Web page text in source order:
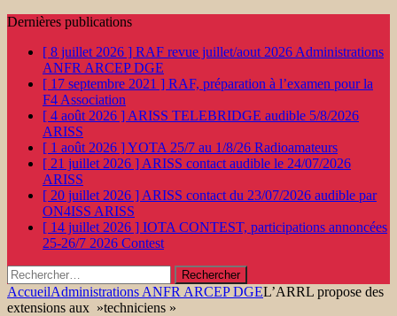
Dernières publications
[ 8 juillet 2026 ] RAF revue juillet/aout 2026 Administrations
ANFR ARCEP DGE
[ 17 septembre 2021 ] RAF, préparation à l’examen pour la
F4 Association
[ 4 août 2026 ] ARISS TELEBRIDGE audible 5/8/2026
ARISS
[ 1 août 2026 ]YOTA 25/7 au 1/8/26 Radioamateurs
[ 21 juillet 2026 ] ARISS contact audible le 24/07/2026
ARISS
[ 20 juillet 2026 ] ARISS contact du 23/07/2026 audible par
ON4ISS ARISS
[ 14 juillet 2026 ] IOTA CONTEST, participations annoncées
25-26/7 2026 Contest
Rechercher :
AccueilAdministrations ANFR ARCEP DGEL’ARRL propose des
extensions aux »techniciens »